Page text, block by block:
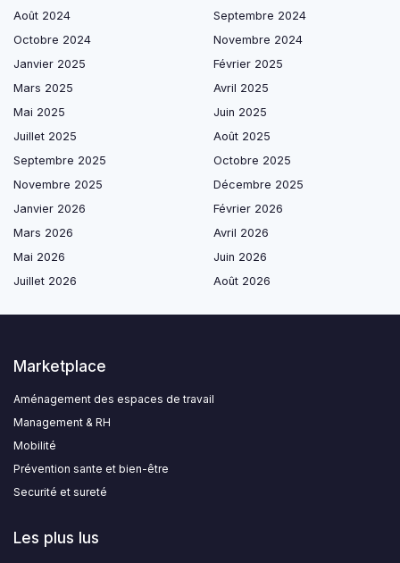
Août 2024
Septembre 2024
Octobre 2024
Novembre 2024
Janvier 2025
Février 2025
Mars 2025
Avril 2025
Mai 2025
Juin 2025
Juillet 2025
Août 2025
Septembre 2025
Octobre 2025
Novembre 2025
Décembre 2025
Janvier 2026
Février 2026
Mars 2026
Avril 2026
Mai 2026
Juin 2026
Juillet 2026
Août 2026
Marketplace
Aménagement des espaces de travail
Management & RH
Mobilité
Prévention sante et bien-être
Securité et sureté
Les plus lus